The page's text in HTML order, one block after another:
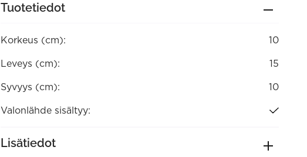
Tuotetiedot
Korkeus (cm): 10
Leveys (cm): 15
Syvyys (cm): 10
Valonlähde sisältyy:
Lisätiedot